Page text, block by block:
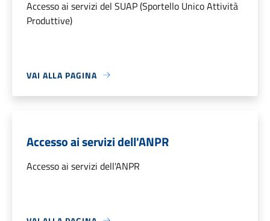
Accesso ai servizi del SUAP (Sportello Unico Attività
Produttive)
VAI ALLA PAGINA
Accesso ai servizi dell'ANPR
Accesso ai servizi dell'ANPR